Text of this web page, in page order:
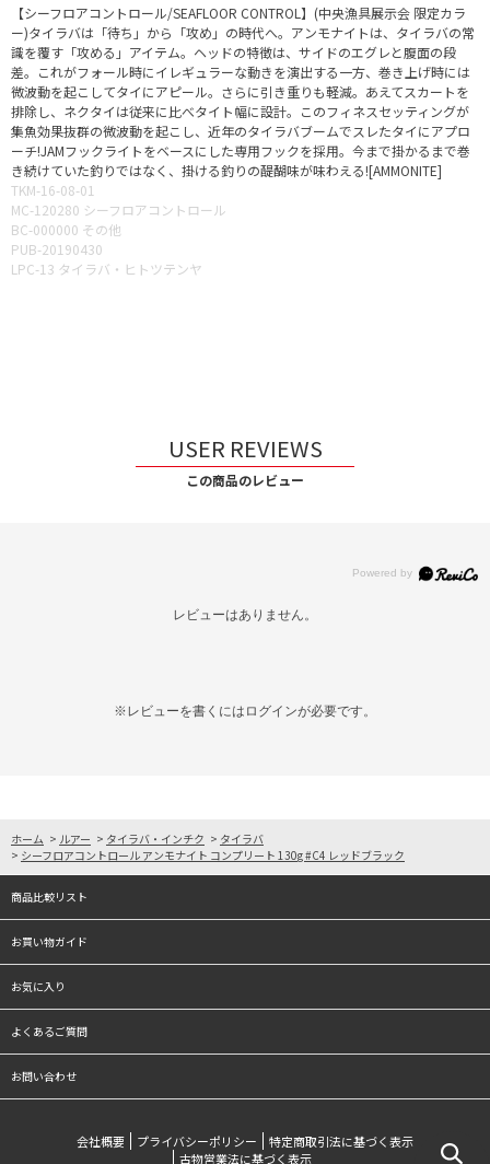
【シーフロアコントロール/SEAFLOOR CONTROL】(中央漁具展示会 限定カラ
ー)タイラバは「待ち」から「攻め」の時代へ。アンモナイトは、タイラバの常
識を覆す「攻める」アイテム。ヘッドの特徴は、サイドのエグレと腹面の段
差。これがフォール時にイレギュラーな動きを演出する一方、巻き上げ時には
微波動を起こしてタイにアピール。さらに引き重りも軽減。あえてスカートを
排除し、ネクタイは従来に比べタイト幅に設計。このフィネスセッティングが
集魚効果抜群の微波動を起こし、近年のタイラバブームでスレたタイにアプロ
ーチ!JAMフックライトをベースにした専用フックを採用。今まで掛かるまで巻
き続けていた釣りではなく、掛ける釣りの醍醐味が味わえる![AMMONITE]
TKM-16-08-01
MC-120280 シーフロアコントロール
BC-000000 その他
PUB-20190430
LPC-13 タイラバ・ヒトツテンヤ
USER REVIEWS
この商品のレビュー
レビューはありません。
※レビューを書くには ログインが必要です。
ホーム > ルアー > タイラバ・インチク > タイラバ
> シーフロアコントロール アンモナイト コンプリート 130g #C4 レッドブラック
商品比較リスト
お買い物ガイド
お気に入り
よくあるご質問
お問い合わせ
会社概要 プライバシーポリシー
特定商取引法に基づく表示
古物営業法に基づく表示